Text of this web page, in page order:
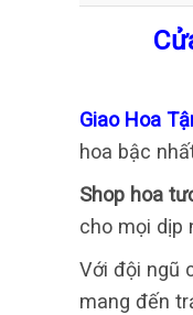
Giao Hoa
hoa bậc
Shop hoa
cho mọi dịp
Với đội ngũ
mang đến